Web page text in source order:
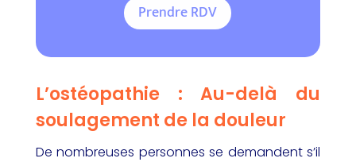
Prendre RDV
L’ostéopathie : Au-delà du
soulagement de la douleur
De nombreuses personnes se demandent s’il